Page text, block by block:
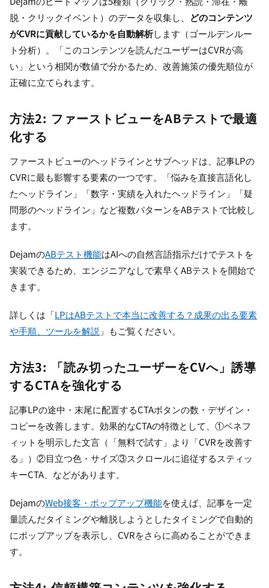
脱・クリックイベント）のデータを収集し、 どのコンテンツ
がCVRに貢献しているかを自動解析します（ゴールデンルー
ト分析）。「このコンテンツを読んだユーザーはCVRが高
い」という相関が数値で分かるため、改善施策の優先順位が
正確に立てられます。
方法2: ファーストビューをABテストで最適
化する
ファーストビューのヘッドラインとサブヘッドは、記事LPの
CVRに最も影響する要素の一つです。「悩みを直接言語化し
たヘッドライン」「数字・実績を入れたヘッドライン」「疑
問形のヘッドライン」など複数パターンをABテストで比較し
ます。
DejamのABテスト機能はAIへの自然言語指示だけでテストを
実装できるため、エンジニアなしで素早くABテストを開始で
きます。
詳しくは「LPはABテストで本当に改善する？成果の出る要素
や手順、ツールを解説 」もご覧ください。
方法3: 「読み切ったユーザーをCVへ」誘導
するCTAを強化する
記事LPの途中・末尾に配置するCTAボタンの数・デザイン・
コピーを改善します。効果的なCTAの特徴として、①ベネフ
ィットを明示した文言（「無料で試す」より「CVRを改善す
る」）②目立つ色・サイズ③スクロールに追従するスティッ
キーCTA、などがあります。
DejamのWeb接客・ポップアップ機能を使えば、記事を一定
量読んだタイミングや離脱しようとしたタイミングで自動的
にポップアップを表示し、CVRをさらに高めることができま
す。